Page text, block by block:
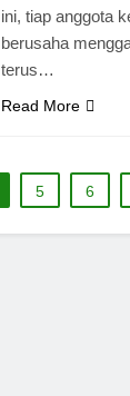
ini, tiap anggota
berusaha
terus…
Read More
5 6